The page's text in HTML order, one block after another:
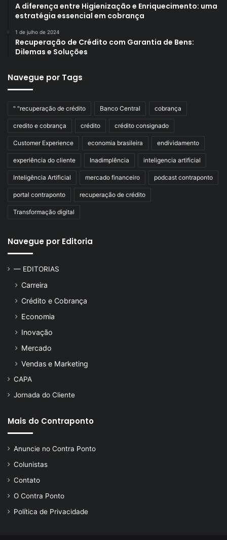
A diferença entre Higienização e Enriquecimento: uma
estratégia essencial em cobrança
1 de julho de 2024
Recuperação de Crédito com Garantia de Bens:
Dilemas e Soluções
Navegue por Tags
" "recuperação de crédito Banco Central cobrança
credito e cobrança crédito crédito consignado
Customer Experience economia brasileira endividamento
experiência do cliente Inadimplência inteligencia artificial
Inteligência Artificial mercado financeiro podcast contraponto
portal contraponto recuperação de crédito
Transformação digital
Navegue por Editoria
— EDITORIAS
Carreira
Crédito e Cobrança
Economia
Inovação
Mercado
Vendas e Marketing
CAPA
Jornada do Cliente
Mais do Contraponto
Anuncie no Contra Ponto
Colunistas
Contato
O Contra Ponto
Política de Privacidade